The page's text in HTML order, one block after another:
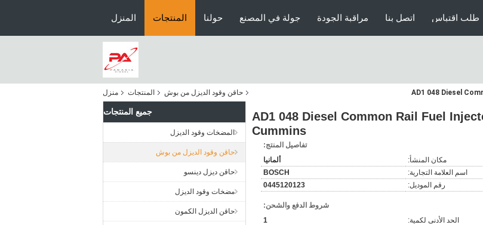
المنزل المنتجات حولنا جولة في المصنع مراقبة الجودة اتصل بنا طلب اقتباس
منزل المنتجات حاقن وقود الديزل من بوش
جميع المنتجات
المضخات وقود الديزل
حاقن وقود الديزل من بوش
حاقن ديزل دينسو
مضخات وقود الديزل
حاقن الديزل الكمون
0445120123 0 986 AD1 048 Diesel Common Rail Fuel
Cummins
تفاصيل المنتج:
مكان المنشأ:
ألمانيا
اسم العلامة التجارية:
BOSCH
رقم الموديل:
0445120123
شروط الدفع والشحن:
الحد الأدنى لكمية:
1